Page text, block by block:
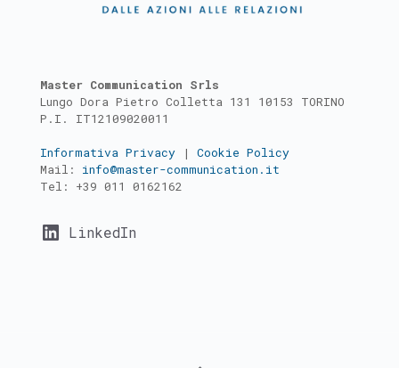
Master Communication Srls
Lungo Dora Pietro Colletta 131 10153 TORINO
P.I. IT12109020011
Informativa Privacy | Cookie Policy
Mail: info@master-communication.it
Tel: +39 011 0162162
LinkedIn